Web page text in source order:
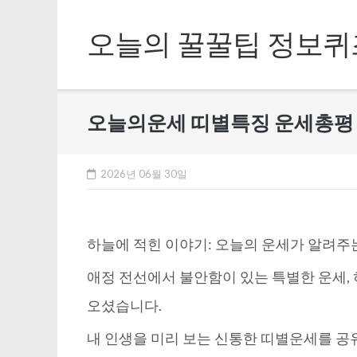
content오늘의 꿀꿀팁 정보
오늘의운세 띠별특징 운세총
2026년 06월 30일
하늘에 적힌 이야기: 오늘의 운세가 알려주
애정 전선에서 불안함이 있는 특별한 운세
오셨습니다.
내 인생을 미리 보는 신통한 띠별운세를